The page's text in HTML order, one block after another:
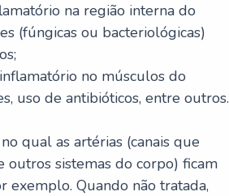
na região interna do
(fúngicas ou bacteriológicas)
no músculos do
uso de antibióticos, entre outros.
qual as artérias (canais que
outros sistemas do corpo) ficam
exemplo. Quando não tratada,